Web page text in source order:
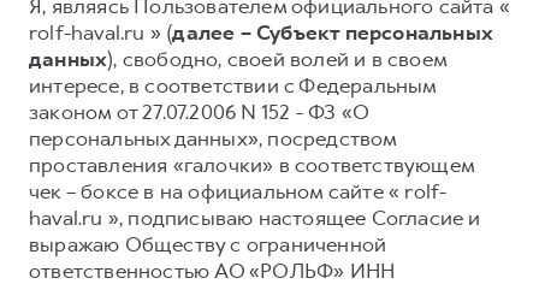
от 3 199 000 ₽
DARGO X
от 3 499 000 ₽
Тест-драйв
Трейд-ин
КРЕДИТ И СТРАХОВАНИЕ
Кредитный калькулятор
Страхование
Кредит
СЕРВИСНОЕ ОБСЛУЖИВАНИЕ
Нулевое ТО
Программа «Помощь на дороге»
Регламенты технического обслуживания
Электронный ПТС
ПОДДЕРЖКА
О дилере
Наша команда
Контакты
Я, являясь Пользователем официального сайта «
rolf-haval.ru » (далее – Субъект персональных
данных), свободно, своей волей и в своем
интересе, в соответствии с Федеральным
законом от 27.07.2006 N 152 - ФЗ «О
персональных данных», посредством
проставления «галочки» в соответствующем
чек – боксе в на официальном сайте « rolf-
haval.ru », подписываю настоящее Согласие и
выражаю Обществу с ограниченной
ответственностью АО «РОЛЬФ» ИНН